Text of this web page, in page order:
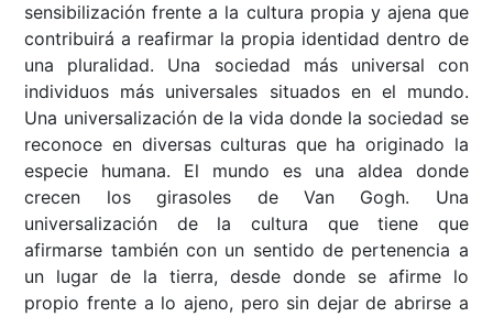
sensibilización frente a la cultura propia y ajena que
contribuirá a reafirmar la propia identidad dentro de
una pluralidad. Una sociedad más universal con
individuos más universales situados en el mundo.
Una universalización de la vida donde la sociedad se
reconoce en diversas culturas que ha originado la
especie humana. El mundo es una aldea donde
crecen los girasoles de Van Gogh. Una
universalización de la cultura que tiene que
afirmarse también con un sentido de pertenencia a
un lugar de la tierra, desde donde se afirme lo
propio frente a lo ajeno, pero sin dejar de abrirse a